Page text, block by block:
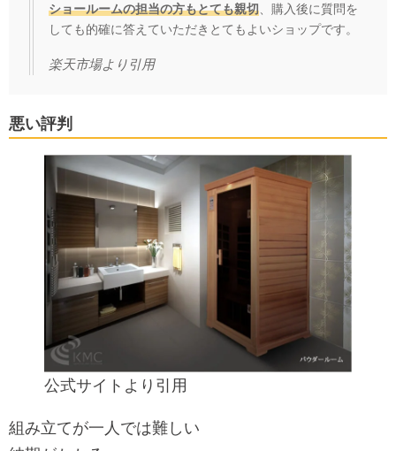
ショールームの担当の方もとても親切 、購入後に質問を
しても的確に答えていただきとてもよいショップです。
楽天市場より引用
悪い評判
公式サイト より引用
組み立てが一人では難しい